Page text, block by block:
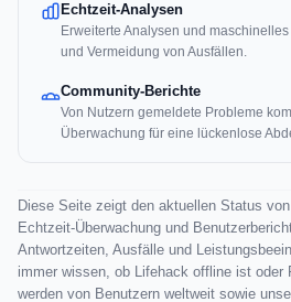
Echtzeit-Analysen
Erweiterte Analysen und
und Vermeidung von Ausfällen.
Community-Berichte
Von Nutzern gemeldete Probleme
Überwachung für eine lückenlose
Diese Seite zeigt den aktuellen Status
Echtzeit-Überwachung und
Antwortzeiten, Ausfälle und
immer wissen, ob Lifehack offline ist oder
werden von Benutzern weltweit sowie